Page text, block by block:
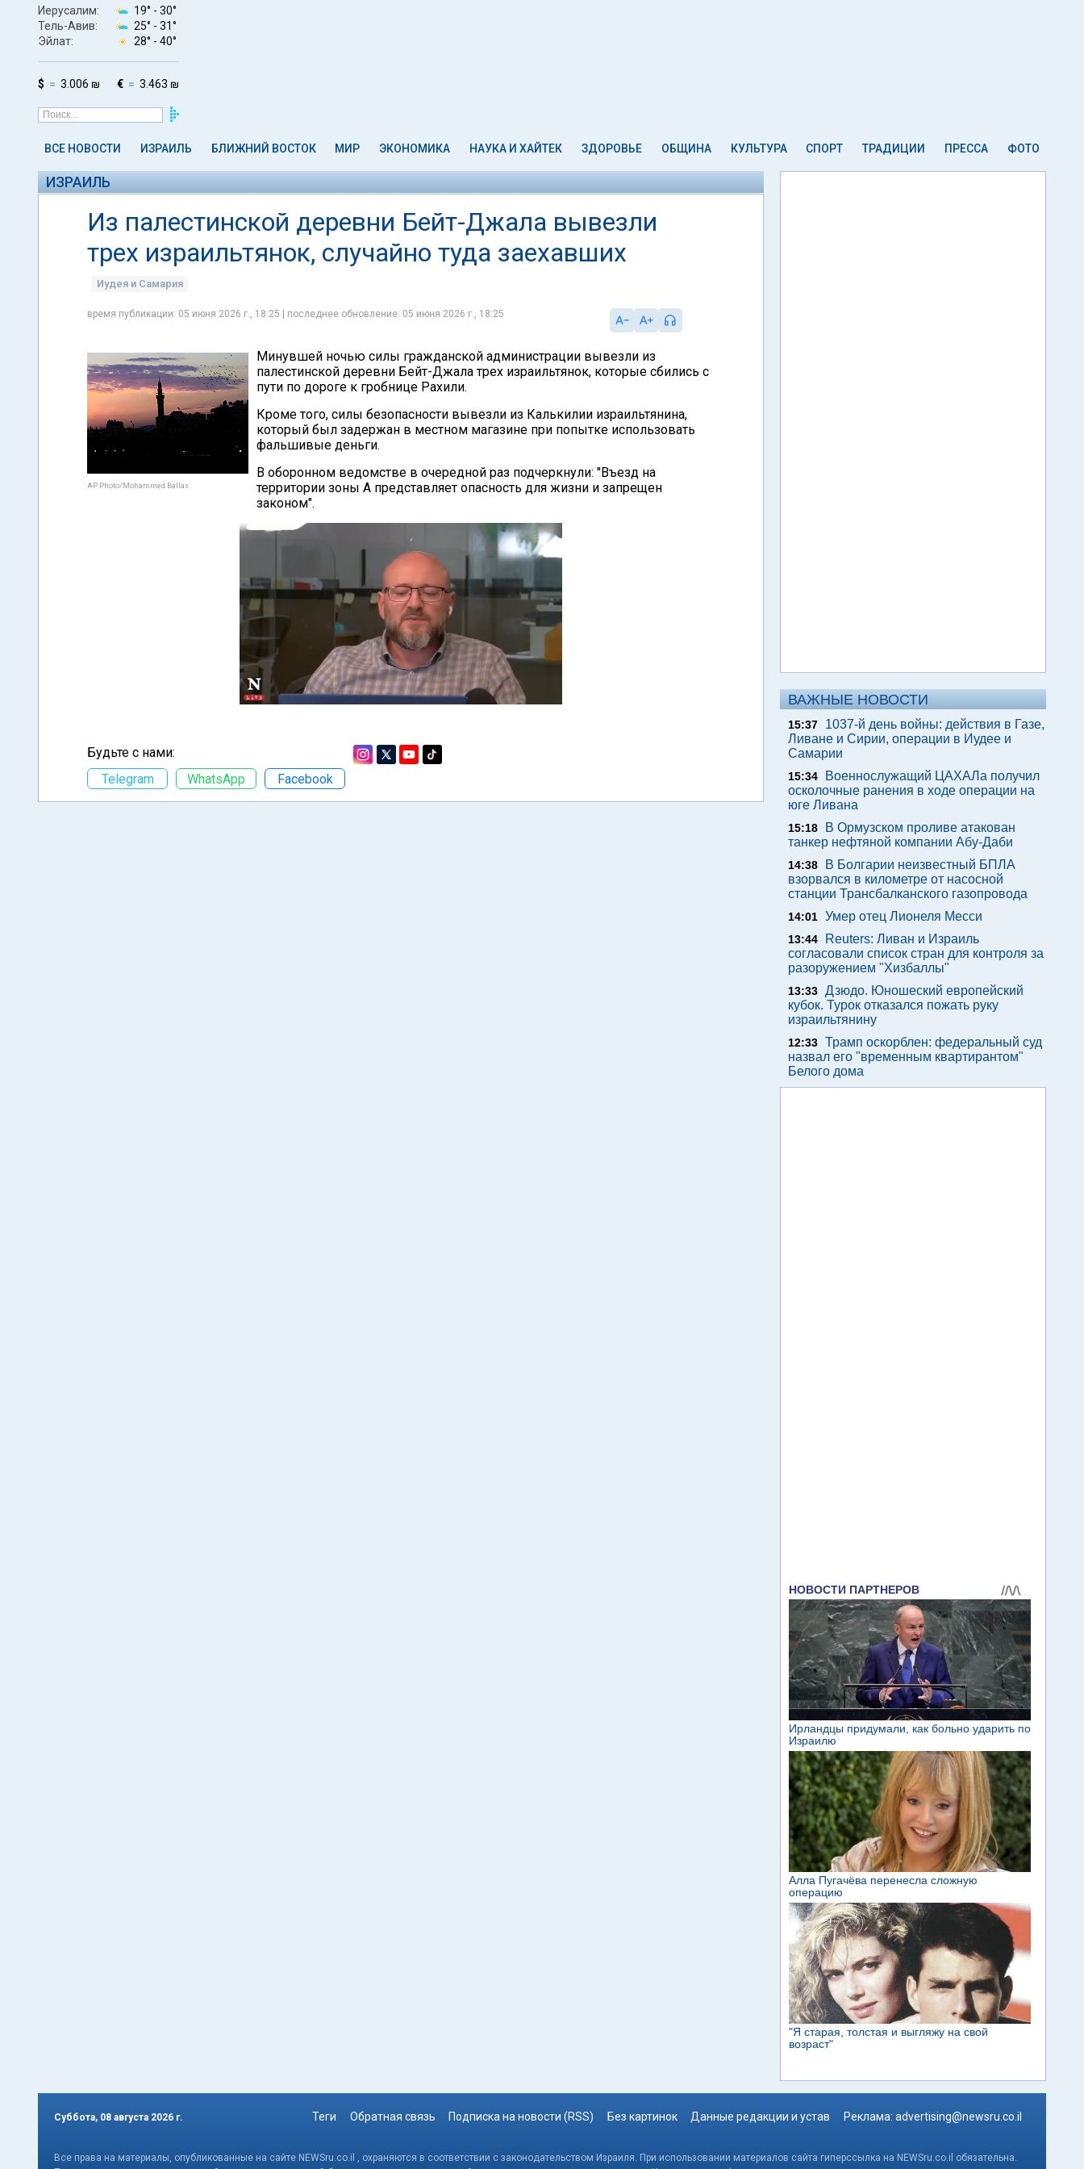
Иерусалим: 19° - 30°
Тель-Авив:
25° - 31°
Эйлат:
28° - 40°
$ 3.006 ₪ € 3.463 ₪
ВСЕ НОВОСТИ ИЗРАИЛЬ БЛИЖНИЙ ВОСТОК МИР ЭКОНОМИКА НАУКА И ХАЙТЕК ЗДОРОВЬЕ ОБЩИНА КУЛЬТУРА СПОРТ ТРАДИЦИИ ПРЕССА ФОТО
ИЗРАИЛЬ
Из палестинской деревни Бейт-Джала вывезли
трех израильтянок, случайно туда заехавших
Иудея и Самария
время публикации: 05 июня 2026 г., 18:25 | последнее обновление: 05 июня 2026 г., 18:25
AP Photo/Mohammed Ballas
Минувшей ночью силы гражданской администрации вывезли из
палестинской деревни Бейт-Джала трех израильтянок, которые сбились с
пути по дороге к гробнице Рахили.
Кроме того, силы безопасности вывезли из Калькилии израильтянина,
который был задержан в местном магазине при попытке использовать
фальшивые деньги.
В оборонном ведомстве в очередной раз подчеркнули: "Въезд на
территории зоны А представляет опасность для жизни и запрещен
законом".
Будьте с нами:
Telegram
WhatsApp Facebook
ВАЖНЫЕ НОВОСТИ
15:37
1037-й день войны: действия в Газе,
Ливане и Сирии, операции в Иудее и
Самарии
15:34
Военнослужащий ЦАХАЛа получил
осколочные ранения в ходе операции на
юге Ливана
15:18
В Ормузском проливе атакован
танкер нефтяной компании Абу-Даби
14:38
В Болгарии неизвестный БПЛА
взорвался в километре от насосной
станции Трансбалканского газопровода
14:01 Умер отец Лионеля Месси
13:44
Reuters: Ливан и Израиль
согласовали список стран для контроля за
разоружением "Хизбаллы"
13:33 Дзюдо. Юношеский европейский
кубок. Турок отказался пожать руку
израильтянину
12:33 Трамп оскорблен: федеральный суд
назвал его "временным квартирантом"
Белого дома
Суббота, 08 августа 2026 г. Теги Обратная связь Подписка на новости (RSS) Без картинок Данные редакции и устав Реклама: advertising@newsru.co.il
Все права на материалы, опубликованные на сайте NEWSru.co.il , охраняются в соответствии с законодательством Израиля. При использовании материалов сайта гиперссылка на NEWSru.co.il обязательна.